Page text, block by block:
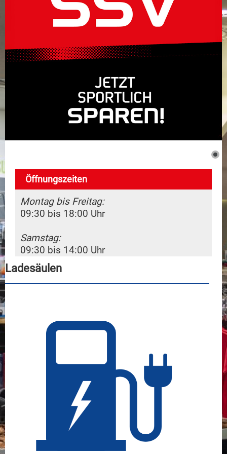
Dienstleistungen
Kontakt
Öffnungszeiten
Montag bis Freitag:
09:30 bis 18:00 Uhr
Samstag:
09:30 bis 14:00 Uhr
Ladesäulen